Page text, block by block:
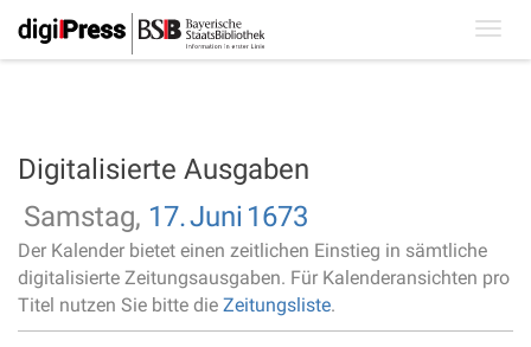
Digitalisierte Ausgaben
Samstag, 17.Juni 1673
Der Kalender bietet einen zeitlichen Einstieg in sämtliche
digitalisierte Zeitungsausgaben. Für Kalenderansichten pro
Titel nutzen Sie bitte die Zeitungsliste.